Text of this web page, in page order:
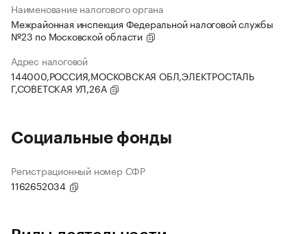
Наименование налогового органа
Межрайонная инспекция Федеральной налоговой службы
№23 по Московской области
Адрес налоговой
144000,РОССИЯ,МОСКОВСКАЯ ОБЛ,ЭЛЕКТРОСТАЛЬ
Г,СОВЕТСКАЯ УЛ,26А
Социальные фонды
Регистрационный номер СФР
1162652034